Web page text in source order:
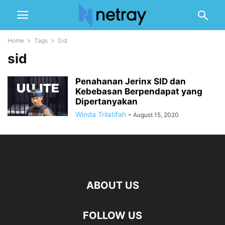
Home Tags Sid
sid
Penahanan Jerinx SID dan
Kebebasan Berpendapat yang
Dipertanyakan
Winda Trilatifah - August 15, 2020
ABOUT US
FOLLOW US